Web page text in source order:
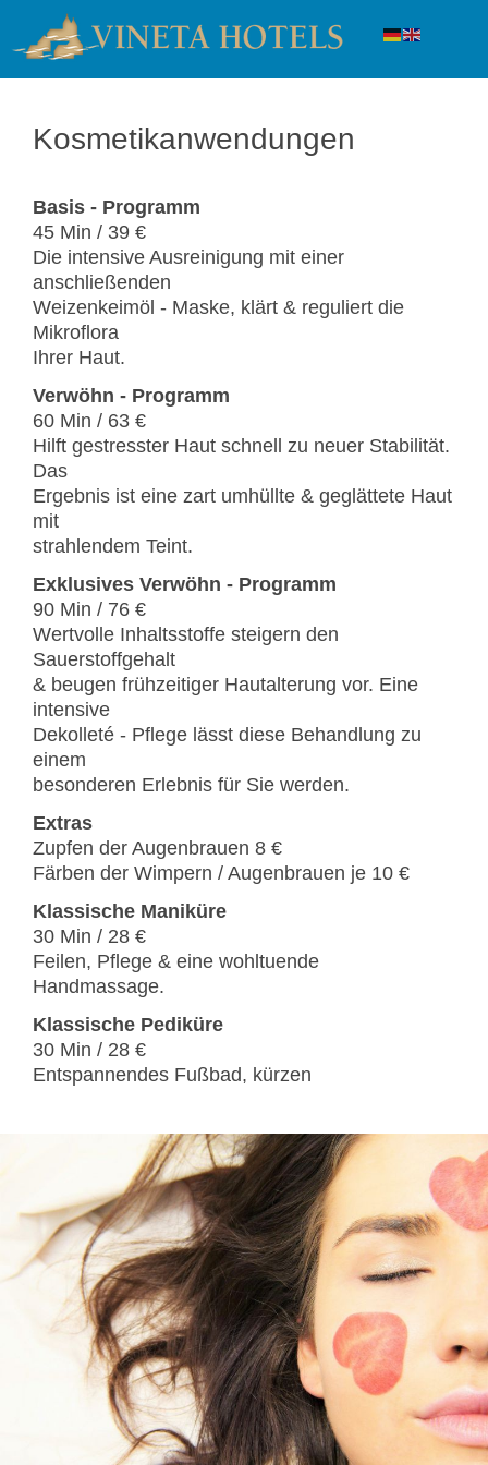
Kosmetikanwendungen
Basis - Programm
45 Min / 39 €
Die intensive Ausreinigung mit einer
anschließenden
Weizenkeimöl - Maske, klärt & reguliert die
Mikroflora
Ihrer Haut.
Verwöhn - Programm
60 Min / 63 €
Hilft gestresster Haut schnell zu neuer Stabilität.
Das
Ergebnis ist eine zart umhüllte & geglättete Haut
mit
strahlendem Teint.
Exklusives Verwöhn - Programm
90 Min / 76 €
Wertvolle Inhaltsstoffe steigern den
Sauerstoffgehalt
& beugen frühzeitiger Hautalterung vor. Eine
intensive
Dekolleté - Pflege lässt diese Behandlung zu
einem
besonderen Erlebnis für Sie werden.
Extras
Zupfen der Augenbrauen 8 €
Färben der Wimpern / Augenbrauen je 10 €
Klassische Maniküre
30 Min / 28 €
Feilen, Pflege & eine wohltuende
Handmassage.
Klassische Pediküre
30 Min / 28 €
Entspannendes Fußbad, kürzen